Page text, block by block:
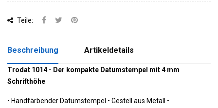
Teile:
Beschreibung Artikeldetails
Trodat 1014 - Der kompakte Datumstempel mit 4 mm
Schrifthöhe
• Handfärbender Datumstempel • Gestell aus Metall •